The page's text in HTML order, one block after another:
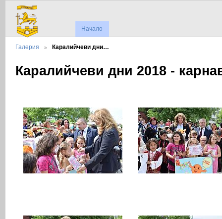
Начало
Галерия Каралийчеви дни…
Каралийчеви дни 2018 -